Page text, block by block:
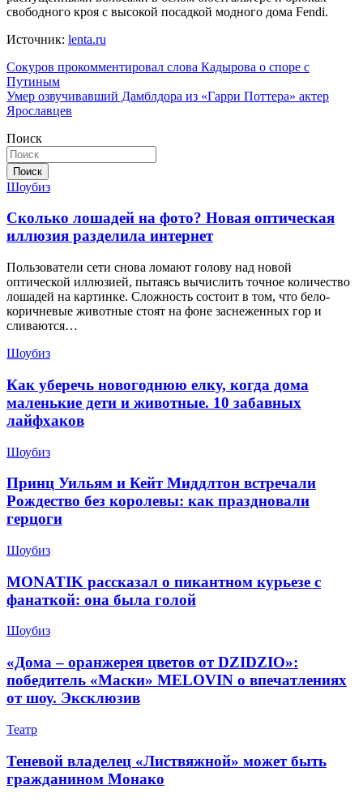
свободного кроя с высокой посадкой модного дома Fendi.
Источник: lenta.ru
Навигация
по
записям
Сокуров прокомментировал слова Кадырова о споре с
Путиным
Умер озвучивавший Дамблдора из «Гарри Поттера» актер
Ярославцев
Поиск
Поиск
Шоубиз
Сколько лошадей на фото? Новая оптическая
иллюзия разделила интернет
Пользователи сети снова ломают голову над новой
оптической иллюзией, пытаясь вычислить точное количество
лошадей на картинке. Сложность состоит в том, что бело-
коричневые животные стоят на фоне заснеженных гор и
сливаются…
Шоубиз
Как уберечь новогоднюю елку, когда дома
маленькие дети и животные. 10 забавных
лайфхаков
Шоубиз
Принц Уильям и Кейт Миддлтон встречали
Рождество без королевы: как праздновали
герцоги
Шоубиз
MONATIK рассказал о пикантном курьезе с
фанаткой: она была голой
Шоубиз
«Дома – оранжерея цветов от DZIDZIO»:
победитель «Маски» MELOVIN о впечатлениях
от шоу. Эксклюзив
Театр
Теневой владелец «Листвяжной» может быть
гражданином Монако